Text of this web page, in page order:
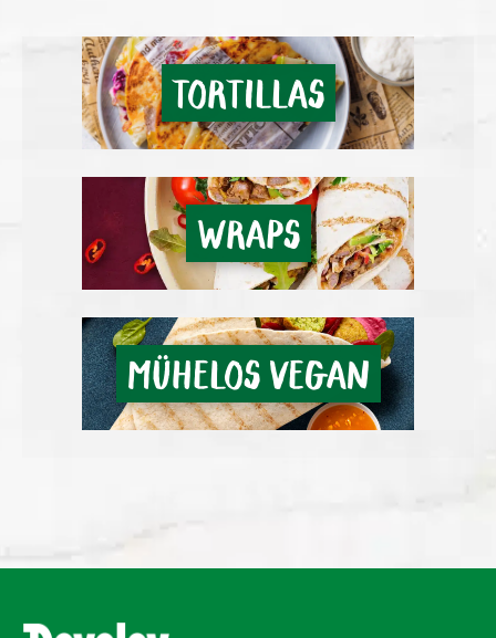
TORTILLAS
WRAPS
MÜHELOS VEGAN